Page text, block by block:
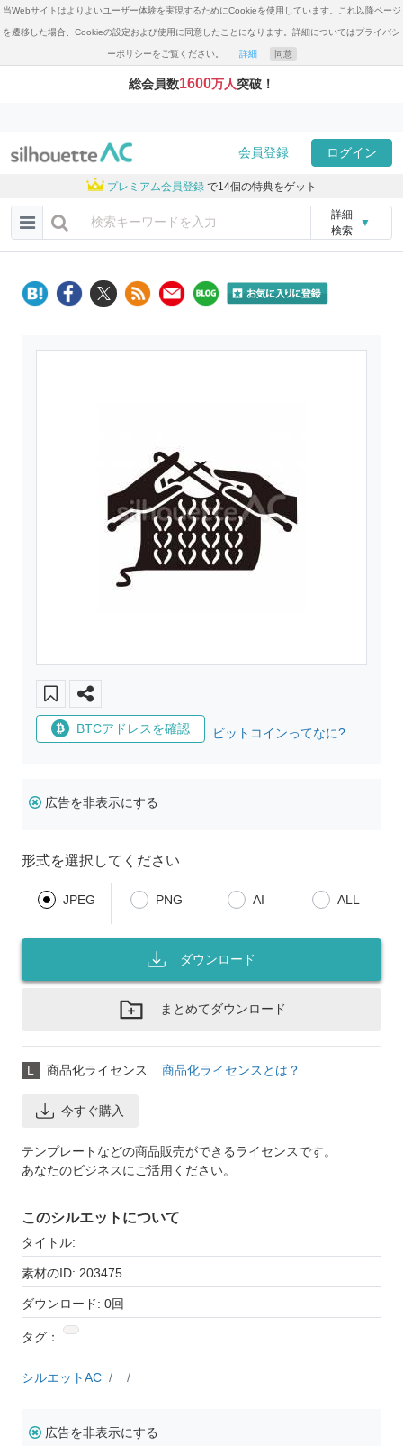
当Webサイトはよりよいユーザー体験を実現するためにCookieを使用しています。これ以降ページ
を遷移した場合、Cookieの設定および使用に同意したことになります。詳細についてはプライバシ
ーポリシーをご覧ください。 詳細 同意
総会員数1600万人突破！
会員登録 ログイン
プレミアム会員登録 で14個の特典をゲット
詳細
検索
▼
BTCアドレスを確認 ビットコインってなに?
広告を非表示にする
形式を選択してください
JPEG PNG AI ALL
ダウンロード
まとめてダウンロード
L 商品化ライセンス 商品化ライセンスとは？
今すぐ購入
テンプレートなどの商品販売ができるライセンスです。
あなたのビジネスにご活用ください。
このシルエットについて
タイトル:
素材のID: 203475
ダウンロード: 0回
タグ：
シルエットAC
広告を非表示にする